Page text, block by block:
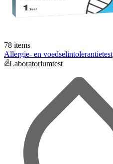
78 items
Allergie- en voedselintolerantietest
Laboratoriumtest